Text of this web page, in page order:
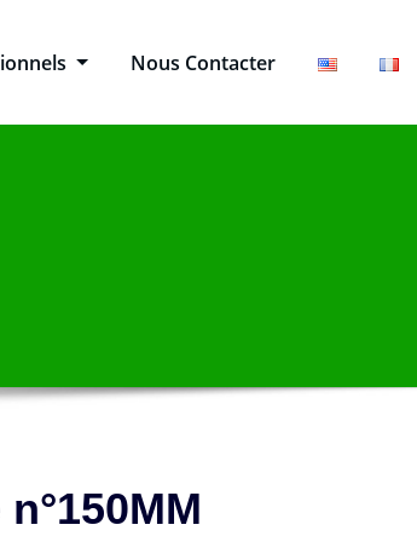
Nous Contacter